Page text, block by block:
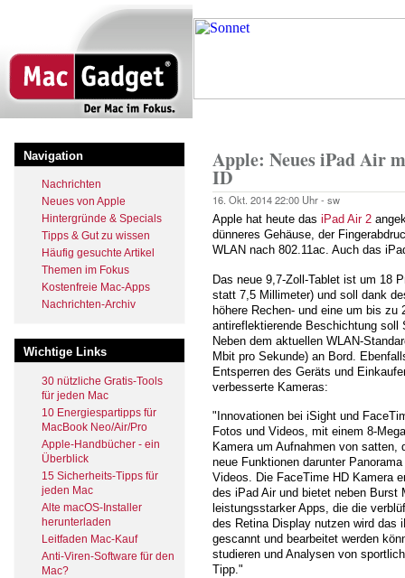
zum
Navigation
Nachrichten
Neues von Apple
Hintergründe & Specials
Tipps & Gut zu wissen
Häufig gesuchte Artikel
Themen im Fokus
Kostenfreie Mac-Apps
Nachrichten-Archiv
Wichtige Links
30 nützliche Gratis-Tools
für jeden Mac
10 Energiespartipps für
MacBook Neo/Air/Pro
Apple-Handbücher - ein
Überblick
15 Sicherheits-Tipps für
jeden Mac
Alte macOS-Installer
herunterladen
Leitfaden Mac-Kauf
Anti-Viren-Software für den
Mac?
Apple: Neues iPad Air
ID
16. Okt. 201422:00 Uhr - sw
Apple hat heute das iPad Air 2
dünneres Gehäuse, der
WLAN nach 802.11ac. Auch das
Das neue 9,7-Zoll-Tablet ist um 18
statt 7,5 Millimeter) und soll dank
höhere Rechen- und eine um bis
antireflektierende Beschichtung soll
Neben dem aktuellen WLAN-
Mbit pro Sekunde) an Bord.
Entsperren des Geräts und
verbesserte Kameras:
"Innovationen bei iSight und
Fotos und Videos, mit einem 8-
Kamera um Aufnahmen von satten,
neue Funktionen darunter
Videos. Die FaceTime HD Kamera
des iPad Air und bietet neben Burst
leistungsstarker Apps, die die
des Retina Display nutzen wird das
gescannt und bearbeitet werden
studieren und Analysen von
Tipp."